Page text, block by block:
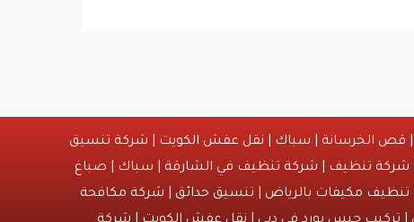
| قص الخرسانة | سباك | نقل عفش الكويت
شركة تنسيق
شركة تنظيف شركة تنظيف في الشارقة | سباك | صباغ
مكيفات بالرياض تنسيق حدائق
شركة مكافحة